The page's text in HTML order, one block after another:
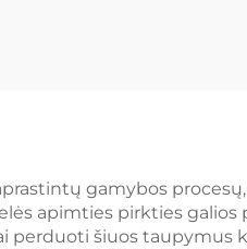
gamybos
apimties pirkties galios
perduoti šiuos taupymus